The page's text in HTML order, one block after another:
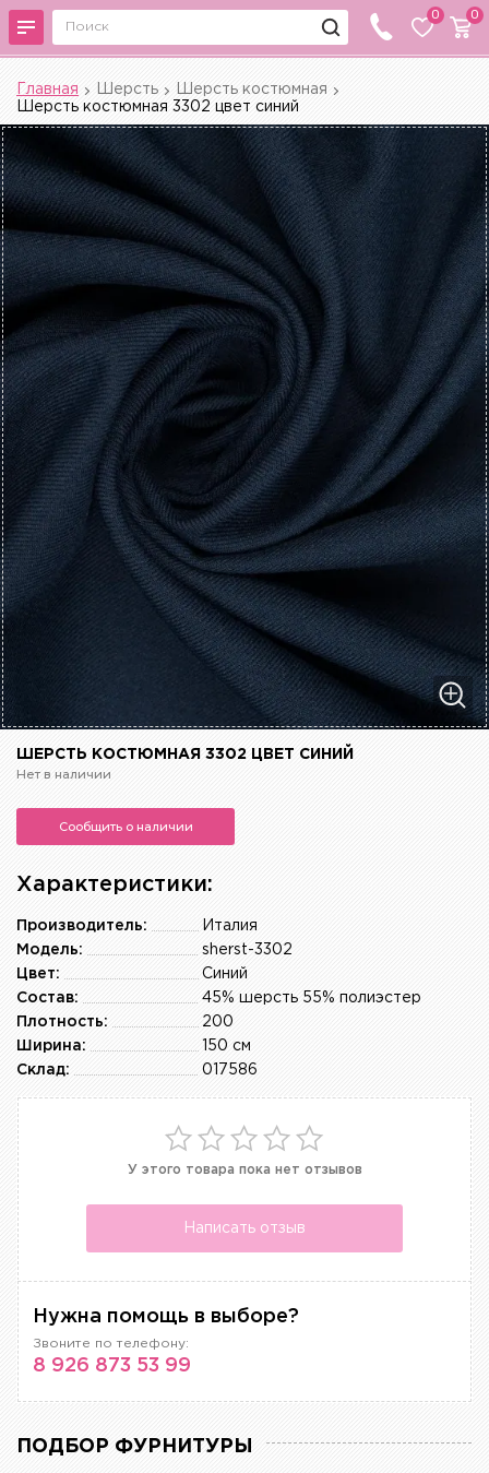
0 0
Главная Шерсть
Шерсть костюмная
Шерсть костюмная 3302 цвет синий
ШЕРСТЬ КОСТЮМНАЯ 3302 ЦВЕТ СИНИЙ
Нет в наличии
Сообщить о наличии
Характеристики:
Италия
Производитель:
sherst-3302
Модель:
Синий
Цвет:
45% шерсть 55% полиэстер
Состав:
200
Плотность:
150 см
Ширина:
017586
Склад:
У этого товара пока нет отзывов
Написать отзыв
Нужна помощь в выборе?
Звоните по телефону:
8 926 873 53 99
ПОДБОР ФУРНИТУРЫ